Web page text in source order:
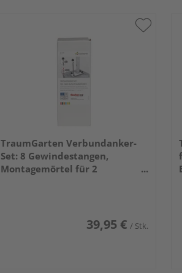
TraumGarten Verbundanker-
Set: 8 Gewindestangen,
Montagemörtel für 2
39,95 € / Stk.